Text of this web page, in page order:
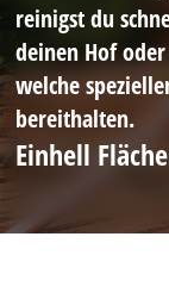
reinigst du
deinen Hof
welche
bereithalten.
Einhell